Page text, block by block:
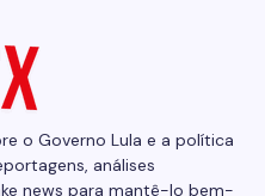
o Governo Lula e a política
análises
news para mantê-lo bem-